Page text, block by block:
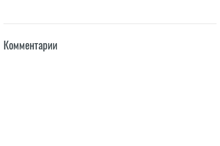
Комментарии